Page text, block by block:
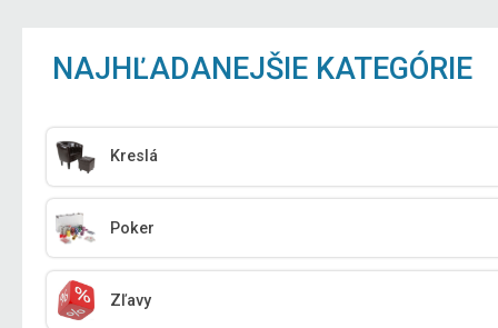
NAJHĽADANEJŠIE KATEGÓRIE
Kreslá
Poker
Zľavy